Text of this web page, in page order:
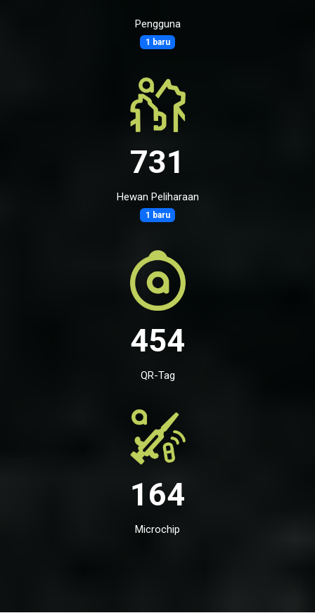
Pengguna
1 baru
731
Hewan Peliharaan
1 baru
454
QR-Tag
164
Microchip